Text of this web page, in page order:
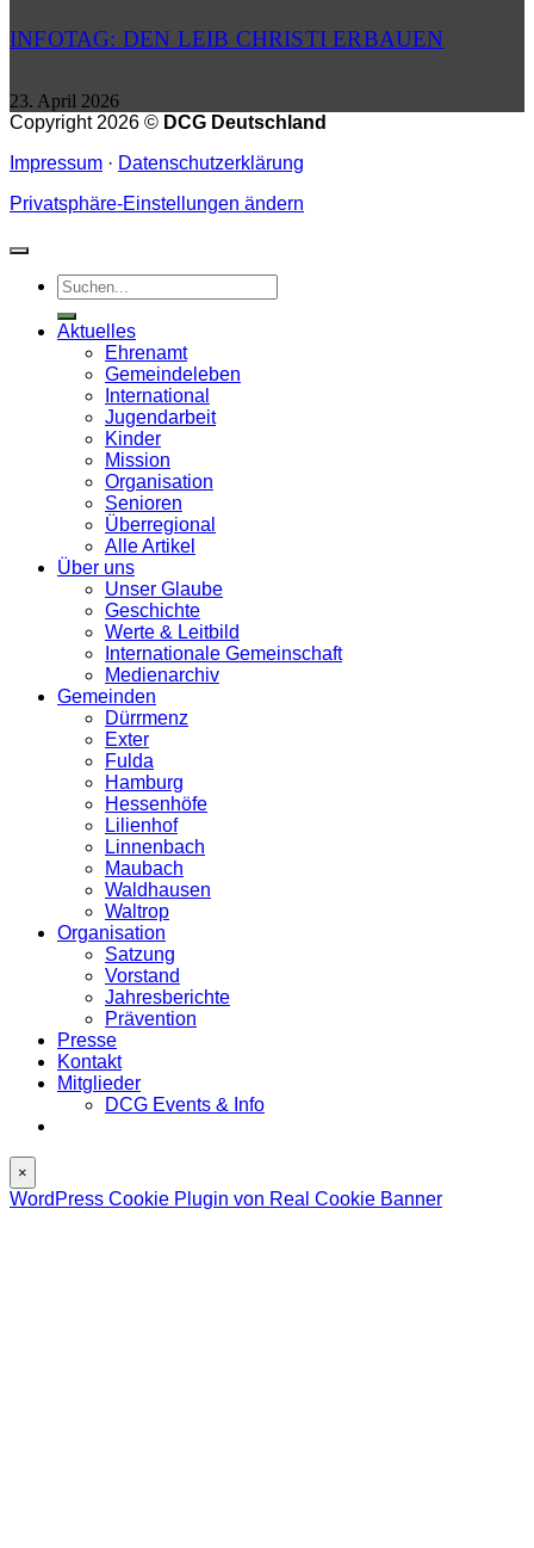
INFOTAG: DEN LEIB CHRISTI ERBAUEN
23. April 2026
Copyright 2026 © DCG Deutschland
Impressum · Datenschutzerklärung
Privatsphäre-Einstellungen ändern
Aktuelles
Ehrenamt
Gemeindeleben
International
Jugendarbeit
Kinder
Mission
Organisation
Senioren
Überregional
Alle Artikel
Über uns
Unser Glaube
Geschichte
Werte & Leitbild
Internationale Gemeinschaft
Medienarchiv
Gemeinden
Dürrmenz
Exter
Fulda
Hamburg
Hessenhöfe
Lilienhof
Linnenbach
Maubach
Waldhausen
Waltrop
Organisation
Satzung
Vorstand
Jahresberichte
Prävention
Presse
Kontakt
Mitglieder
DCG Events & Info
×
WordPress Cookie Plugin von Real Cookie Banner